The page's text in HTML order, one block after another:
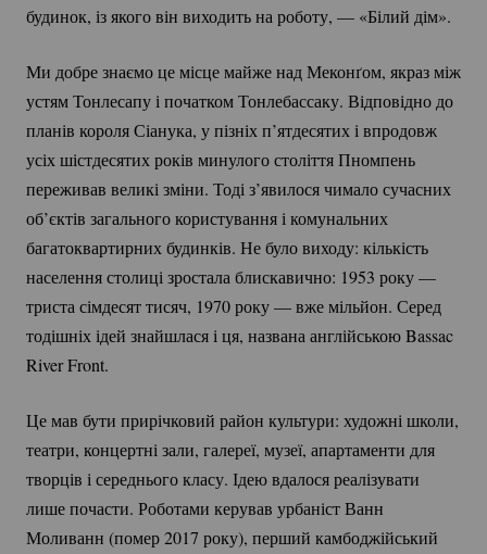
будинок, із якого він виходить на роботу, — «Білий дім».
Ми добре знаємо це місце майже над Меконґом, якраз між
устям Тонлесапу і початком Тонлебассаку. Відповідно до
планів короля Сіанука, у пізніх п’ятдесятих і впродовж
усіх шістдесятих років минулого століття Пномпень
переживав великі зміни. Тоді з’явилося чимало сучасних
об’єктів загального користування і комунальних
багатоквартирних будинків. Не було виходу: кількість
населення столиці зростала блискавично: 1953 року —
триста сімдесят тисяч, 1970 року — вже мільйон. Серед
тодішніх ідей знайшлася і ця, названа англійською Bassac
River Front.
Це мав бути прирічковий район культури: художні школи,
театри, концертні зали, галереї, музеї, апартаменти для
творців і середнього класу. Ідею вдалося реалізувати
лише почасти. Роботами керував урбаніст Ванн
Моливанн (помер 2017 року), перший камбоджійський